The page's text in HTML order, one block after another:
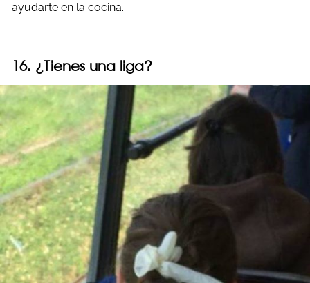
ayudarte en la cocina.
16. ¿Tienes una liga?